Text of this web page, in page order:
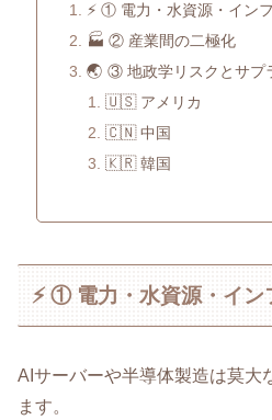
⚡ ① 電力・水資源・イン
🏭 ② 産業間の二極化
🌏 ③ 地政学リスクとサプ
🇺🇸 アメリカ
🇨🇳 中国
🇰🇷 韓国
⚡ ① 電力・水資源・イン
AIサーバーや半導体製造は莫大
ます。